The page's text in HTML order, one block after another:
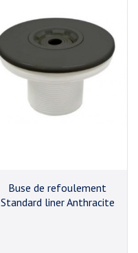
Buse de refoulement
Standard liner Anthracite